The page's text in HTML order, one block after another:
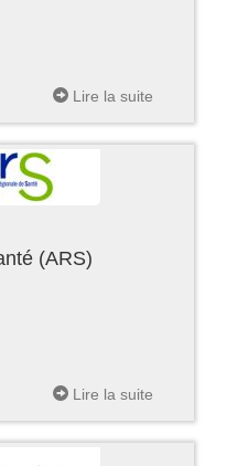
Lire la suite
(ARS)
Lire la suite